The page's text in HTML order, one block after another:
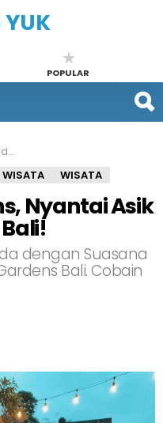
POPULAR
WISATA WISATA
Nyantai Asik
dengan Suasana
Bali. Cobain